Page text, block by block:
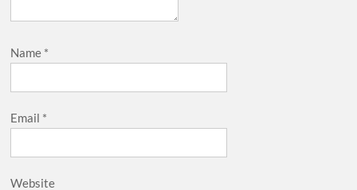
Name *
Email *
Website